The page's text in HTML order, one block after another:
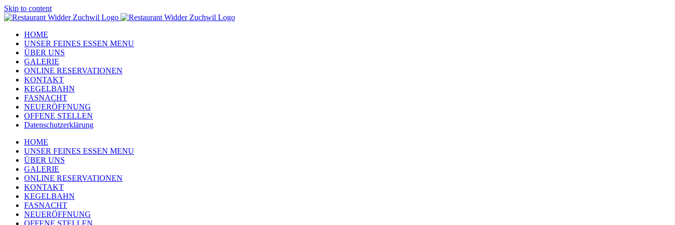
Skip to content
HOME
UNSER FEINES ESSEN MENU
ÜBER UNS
GALERIE
ONLINE RESERVATIONEN
KONTAKT
KEGELBAHN
FASNACHT
NEUERÖFFNUNG
OFFENE STELLEN
Datenschutzerklärung
HOME
UNSER FEINES ESSEN MENU
ÜBER UNS
GALERIE
ONLINE RESERVATIONEN
KONTAKT
KEGELBAHN
FASNACHT
NEUERÖFFNUNG
OFFENE STELLEN